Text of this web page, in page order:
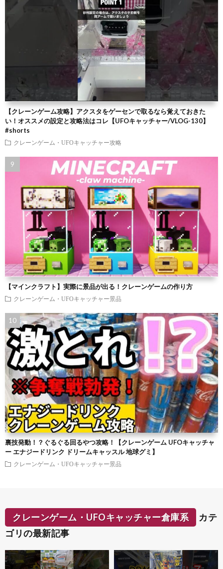
【クレーンゲーム攻略】アクスタをゲーセンで取るなら覚えておきた
い！オススメの設定と攻略法はコレ【UFOキャッチャー/VLOG-130】
#shorts
クレーンゲーム・UFOキャッチャー攻略
【マインクラフト】実際に景品が出る！クレーンゲームの作り方
クレーンゲーム・UFOキャッチャー景品
裏技発動！？ぐるぐる回るやつ攻略！【クレーンゲーム UFOキャッチャ
ー エナジードリンク ドリームキャッスル 地球グミ】
クレーンゲーム・UFOキャッチャー景品
クレーンゲーム・UFOキャッチャー倉庫系
カテ
ゴリの最新記事